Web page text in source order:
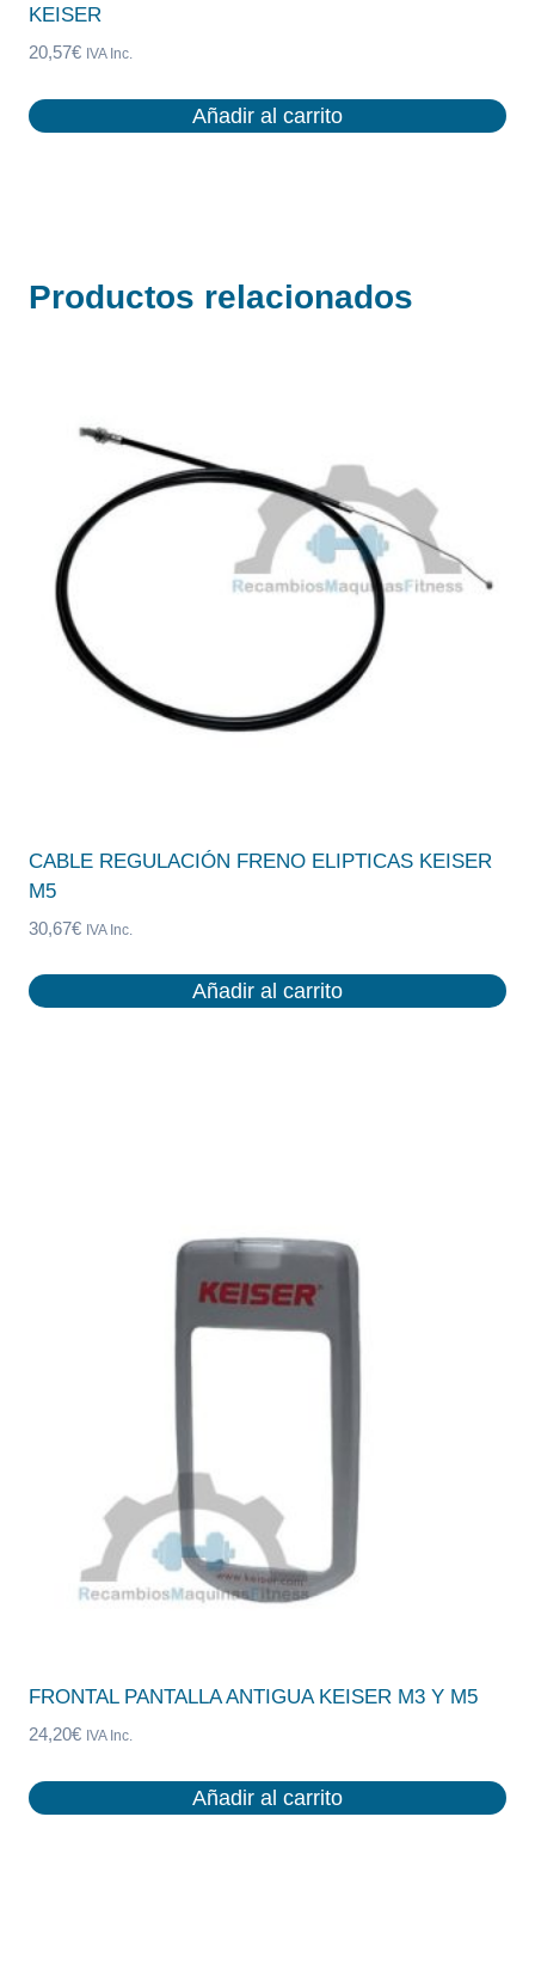
KEISER
20,57€ IVA Inc.
Añadir al carrito
Productos relacionados
CABLE REGULACIÓN FRENO ELIPTICAS KEISER
M5
30,67€ IVA Inc.
Añadir al carrito
FRONTAL PANTALLA ANTIGUA KEISER M3 Y M5
24,20€ IVA Inc.
Añadir al carrito